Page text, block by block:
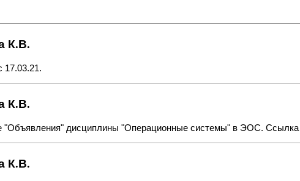
К.В.
17.03.21.
К.В.
"Объявления" дисциплины "Операционные системы" в ЭОС. Ссылка
К.В.